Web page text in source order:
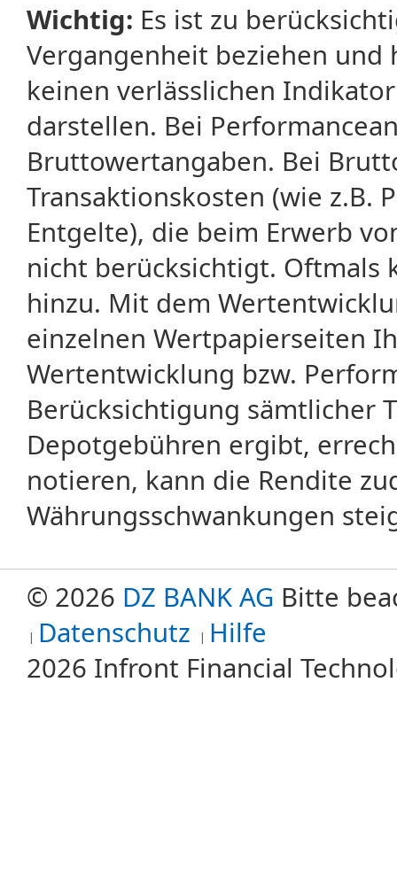
Wichtig: Es ist zu
Vergangenheit beziehen
keinen verlässlichen
darstellen. Bei
Bruttowertangaben. Bei
Transaktionskosten (wie z.B.
Entgelte), die beim Erwerb
nicht berücksichtigt. Oftmals
hinzu. Mit dem
einzelnen Wertpapierseiten
Wertentwicklung bzw.
Berücksichtigung sämtlicher
Depotgebühren ergibt,
notieren, kann die Rendite
Währungsschwankungen
© 2026 DZ BANK AG Bitte
Datenschutz Hilfe
2026 Infront Financial